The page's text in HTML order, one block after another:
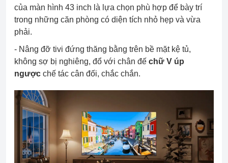
của màn hình 43 inch là lựa chọn phù hợp để bày trí
trong những căn phòng có diện tích nhỏ hẹp và vừa
phải.
- Nâng đỡ tivi đứng thăng bằng trên bề mặt kệ tủ,
không sợ bị nghiêng, đổ với chân đế chữ V úp
ngược chế tác cân đối, chắc chắn.